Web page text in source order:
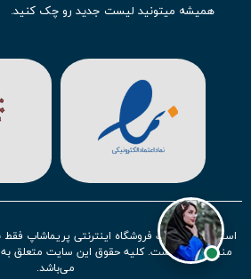
همیشه میتونید لیست جدید رو چک کنید.
حتما مشاهده کنید که قطعا برای تیم های
بیشتری محصول موجود میشه. این مورد
لباس اینتر میامی
آث میلان میشه.
در ایران هملباس استقلال،لباس پرسپولیس
ایرانتوجه زیادی بشون شده و تقریبا تمام
کردیم.
استفاده از مطالب فروشگاه اینترنتی پریماشاپ
منبع بلامانع است. کلیه حقوق این سایت متعلق به
می‌باشد.